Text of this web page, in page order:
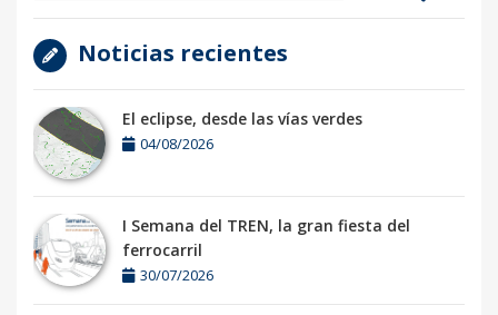
Noticias recientes
El eclipse, desde las vías verdes
04/08/2026
I Semana del TREN, la gran fiesta del
ferrocarril
30/07/2026